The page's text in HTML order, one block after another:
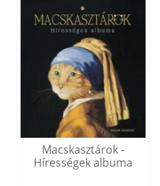
Macskasztárok -
Hírességek albuma